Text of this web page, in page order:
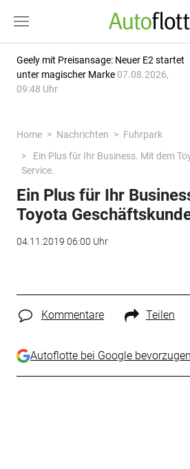
Geely mit Preisansage: Neuer E2 startet
unter magischer Marke 07.08.2026,
09:48 Uhr
Home Nachrichten
Fuhrpark
Ein Plus für Ihr Business. Mit dem
Service.
Ein Plus für Ihr
Toyota
04.11.2019 06:00 Uhr
Kommentare Teilen
Autoflotte bei Google bevorzugen